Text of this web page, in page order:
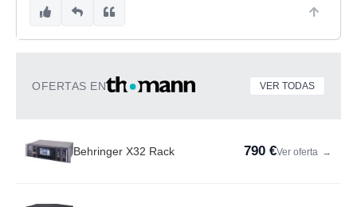
OFERTAS EN VER TODAS
Behringer X32 Rack 790 €Ver oferta →